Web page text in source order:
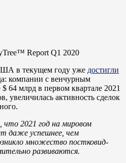
Report Q1 2020
в текущем году уже достигли
компании с венчурным
64 млрд в первом квартале 2021
увеличилась активность сделок
что 2021 год на мировом
даже успешнее, чем
множество постковид-
развиваются.